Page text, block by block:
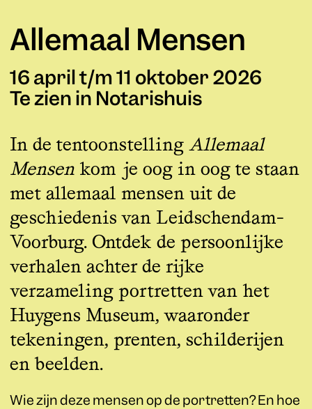
Allemaal Mensen
16 april t/m 11 oktober 2026
Te zien in Notarishuis
In de tentoonstelling Allemaal
Mensen kom je oog in oog te staan
met allemaal mensen uit de
geschiedenis van Leidschendam-
Voorburg. Ontdek de persoonlijke
verhalen achter de rijke
verzameling portretten van het
Huygens Museum, waaronder
tekeningen, prenten, schilderijen
en beelden.
Wie zijn deze mensen op de portretten? En hoe